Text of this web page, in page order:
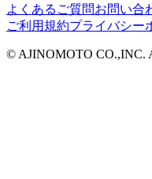
よくあるご質問お問い合
ご利用規約プライバシー
© AJINOMOTO CO.,INC.